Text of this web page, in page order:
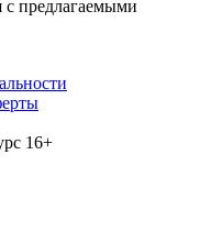
с предлагаемыми
16+